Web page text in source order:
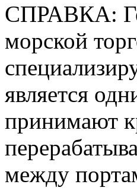
СПРАВКА:
морской
является
принимают
между